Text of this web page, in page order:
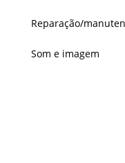
Reparação/
Som e imagem